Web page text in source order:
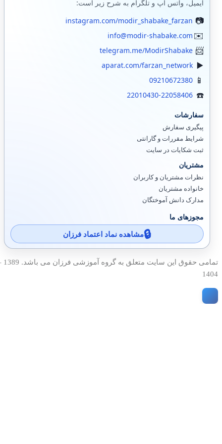
ایمیل، واتس اپ و تلگرام به شرح زیر است:
instagram.com/modir_shabake_farzan
info@modir-shabake.com
telegram.me/ModirShabake
aparat.com/farzan_network
09210672380
22010430-22058406
سفارشات
پیگیری سفارش
شرایط مقررات و گارانتی
ثبت شکایات در سایت
مشتریان
نظرات مشتریان و کاربران
خانواده مشتریان
مدارک دانش آموختگان
مجوزهای ما
مشاهده نماد اعتماد فرزان
تمامی حقوق این
1404